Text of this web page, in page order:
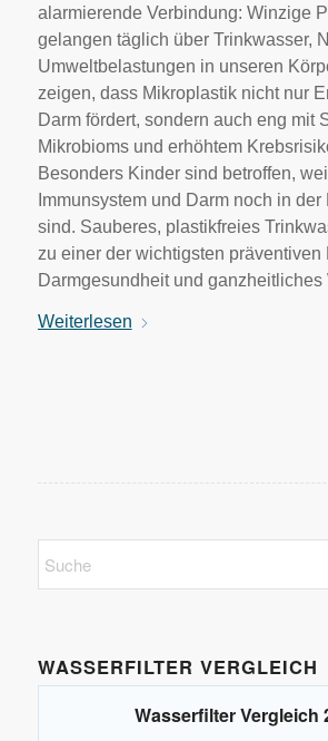
alarmierende Verbindung: Winzige
gelangen täglich über Trinkwasser,
Umweltbelastungen in unseren
zeigen, dass Mikroplastik nicht nur
Darm fördert, sondern auch eng mit
Mikrobioms und erhöhtem
Besonders Kinder sind betroffen,
Immunsystem und Darm noch in
sind. Sauberes, plastikfreies
zu einer der wichtigsten präventiven
Darmgesundheit und ganzheitliches
Weiterlesen
WASSERFILTER VERGLEICH
Wasserfilter Vergleich